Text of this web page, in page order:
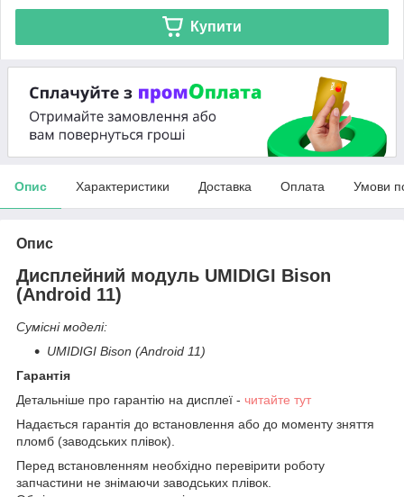
Купити
Опис Характеристики Доставка Оплата Умови
Опис
Дисплейний модуль UMIDIGI Bison
(Android 11)
Сумісні моделі:
UMIDIGI Bison (Android 11)
Гарантія
Детальніше про гарантію на дисплеї - читайте тут
Надається гарантія до встановлення або до моменту зняття
пломб (заводських плівок).
Перед встановленням необхідно перевірити роботу
запчастини не знімаючи заводських плівок.